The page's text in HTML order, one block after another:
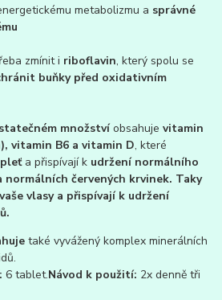
metabolizmu a správné
zmínit i riboflavin, který spolu se
buňky před oxidativním
množstvíobsahujevitamin
vitamin B6 a vitamin D, které
a přispívají k udržení normálního
normálních červených krvinek. Taky
vlasy a přispívají k udržení
také vyvážený komplex minerálních
6 tablet.Návod k použití: 2x denně tři